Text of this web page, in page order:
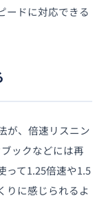
ードに対応できる
が、倍速リスニン
ックなどには再
って1.25倍速や1.5
りに感じられるよ